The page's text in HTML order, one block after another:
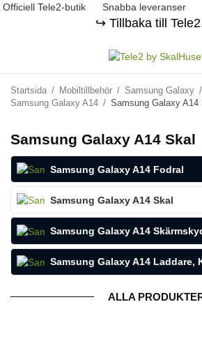
Officiell Tele2-butik Snabba leveranser
↪️ Tillbaka till
Startsida / Mobiltillbehör / Samsung Galaxy /
Samsung Galaxy A14 / Samsung Galaxy A14
Samsung Galaxy A14 Skal
Samsung Galaxy A14 Fodral
Samsung Galaxy A14 Skal
Samsung Galaxy A14
Samsung Galaxy A14 Laddare,
ALLA